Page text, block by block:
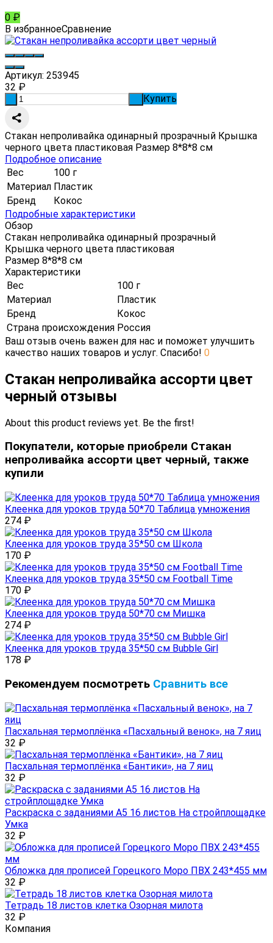
0 ₽
В избранноеСравнение
Артикул: 253945
32 ₽
Купить
Стакан непроливайка одинарный прозрачный Крышка
черного цвета пластиковая Размер 8*8*8 см
Подробное описание
Вес
100 г
Материал Пластик
Бренд
Кокос
Подробные характеристики
Обзор
Стакан непроливайка одинарный прозрачный
Крышка черного цвета пластиковая
Размер 8*8*8 см
Характеристики
Вес
100 г
Материал
Пластик
Бренд
Кокос
Страна происхождения Россия
Ваш отзыв очень важен для нас и поможет улучшить
качество наших товаров и услуг. Спасибо! 0
Стакан непроливайка ассорти цвет
черный отзывы
About this product reviews yet. Be the first!
Покупатели, которые приобрели Стакан
непроливайка ассорти цвет черный, также
купили
Клеенка для уроков труда 50*70 Таблица умножения
274 ₽
Клеенка для уроков труда 35*50 см Школа
170 ₽
Клеенка для уроков труда 35*50 см Football Time
170 ₽
Клеенка для уроков труда 50*70 см Мишка
274 ₽
Клеенка для уроков труда 35*50 см Bubble Girl
178 ₽
Рекомендуем посмотреть Сравнить все
Пасхальная термоплёнка «Пасхальный венок», на 7 яиц
32 ₽
Пасхальная термоплёнка «Бантики», на 7 яиц
32 ₽
Раскраска с заданиями А5 16 листов На стройплощадке
Умка
32 ₽
Обложка для прописей Горецкого Моро ПВХ 243*455 мм
32 ₽
Тетрадь 18 листов клетка Озорная милота
32 ₽
Компания